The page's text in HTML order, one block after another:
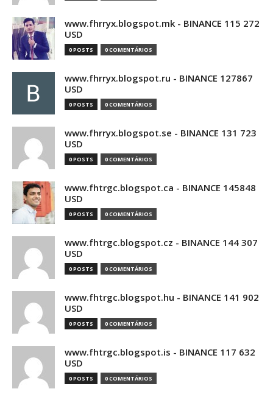
www.fhrryx.blogspot.mk - BINANCE 115 272
USD
0 POSTS 0 COMENTÁRIOS
www.fhrryx.blogspot.ru - BINANCE 127867
USD
0 POSTS 0 COMENTÁRIOS
www.fhrryx.blogspot.se - BINANCE 131 723
USD
0 POSTS 0 COMENTÁRIOS
www.fhtrgc.blogspot.ca - BINANCE 145848
USD
0 POSTS 0 COMENTÁRIOS
www.fhtrgc.blogspot.cz - BINANCE 144 307
USD
0 POSTS 0 COMENTÁRIOS
www.fhtrgc.blogspot.hu - BINANCE 141 902
USD
0 POSTS 0 COMENTÁRIOS
www.fhtrgc.blogspot.is - BINANCE 117 632
USD
0 POSTS 0 COMENTÁRIOS